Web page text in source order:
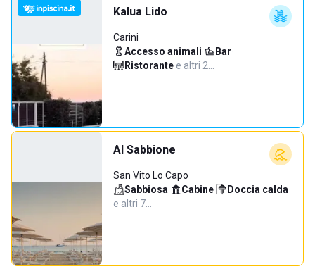
Kalua Lido
Carini
Accesso animali· Bar·
Ristorante·e altri 2…
Al Sabbione
San Vito Lo Capo
Sabbiosa· Cabine· Doccia calda·
e altri 7…